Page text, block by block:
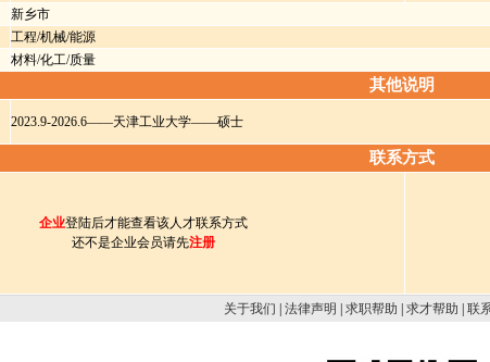
新乡市
工程/机械/能源
材料/化工/质量
其他说明
2023.9-2026.6——天津工业大学——硕士
联系方式
企业登陆后才能查看该人才联系方式
还不是企业会员请先注册
关于我们 法律声明 求职帮助 求才帮助 联